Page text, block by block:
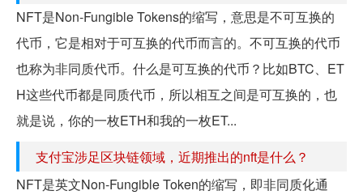
NFT是Non-Fungible Tokens的缩写，意思是不可互换的
代币，它是相对于可互换的代币而言的。不可互换的代币
也称为非同质代币。什么是可互换的代币？比如BTC、ET
H这些代币都是同质代币，所以相互之间是可互换的，也
就是说，你的一枚ETH和我的一枚ET...
支付宝涉足区块链领域，近期推出的nft是什么？
NFT是英文Non-Fungible Token的缩写，即非同质化通